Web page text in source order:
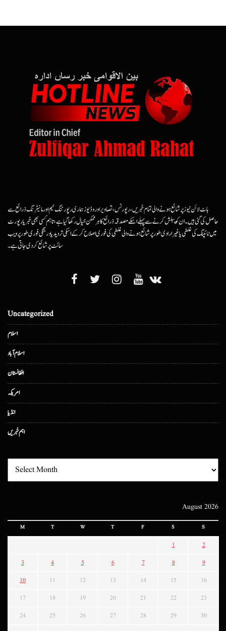
ہاٹ لائن نیوز پر شائع ہونے والی تمام خبریں، رپورٹس، تصاویر اور وڈیوز ہماری رپورٹنگ ٹیم اور مانیٹرنگ ذرائع سے
حاصل کی گئی ہیں۔ ان کو پبلش کرنے سے پہلے اسکے مصدقہ ذرائع کا ہرممکن خیال رکھا گیا ہے، تاہم کسی بھی خبر یا رپورٹ
میں ٹائپنگ کی غلطی یا غیرارادی طور پر شائع ہونے والی غلطی کی فوری اصلاح کرکے اسکی تردید یا درستگی فوری طور پر ویب
سائٹ پر شائع کردی جاتی ہے۔
Uncategorized
اسلام
اسلام آباد
افغانستان
امریکہ
انڈیا
اہم خبریں
August 2026
M T W T F S S
1 2
3 4 5 6 7 8 9
10 11 12 13 14 15 16
17 18 19 20 21 22 23
24 25 26 27 28 29 30